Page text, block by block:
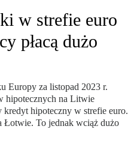
w strefie euro
płacą dużo
Europy za listopad 2023 r.
hipotecznych na Litwie
kredyt hipoteczny w strefie euro.
Łotwie. To jednak wciąż dużo